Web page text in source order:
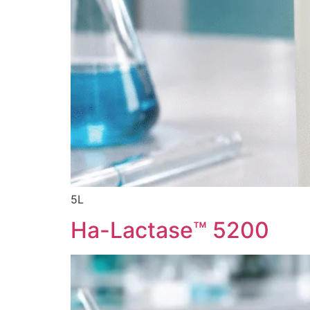
5L
Ha-Lactase™ 5200